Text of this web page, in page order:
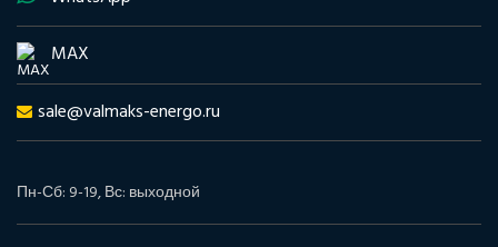
MAX
sale@valmaks-energo.ru
Пн-Сб: 9-19, Вс: выходной